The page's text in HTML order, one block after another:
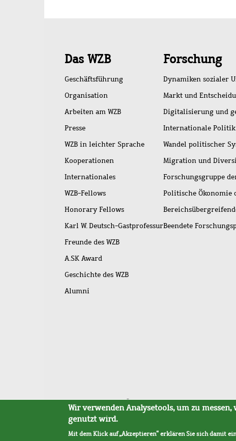
Schnellzugriff
Das WZB
Geschäftsführung
Organisation
Arbeiten am WZB
Presse
WZB in leichter Sprache
Kooperationen
Internationales
WZB-Fellows
Honorary Fellows
Karl W. Deutsch-Gastprofessur
Freunde des WZB
A.SK Award
Geschichte des WZB
Alumni
Forschung
Dynamiken sozialer
Markt und
Digitalisierung und
Internationale Politik
Wandel politischer
Migration und
Forschungsgruppe
Politische Ökonomie
Beendete
Fußleistenmenü
SitemapBarrierefreiheitImpressum
Wir verwenden Analysetools, um zu
genutzt wird.
Mit dem Klick auf „Akzeptieren“ erklären Sie sich damit